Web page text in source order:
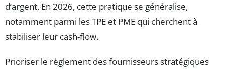
d’argent. En 2026, cette pratique se généralise,
notamment parmi les TPE et PME qui cherchent à
stabiliser leur cash-flow.
Prioriser le règlement des fournisseurs stratégiques